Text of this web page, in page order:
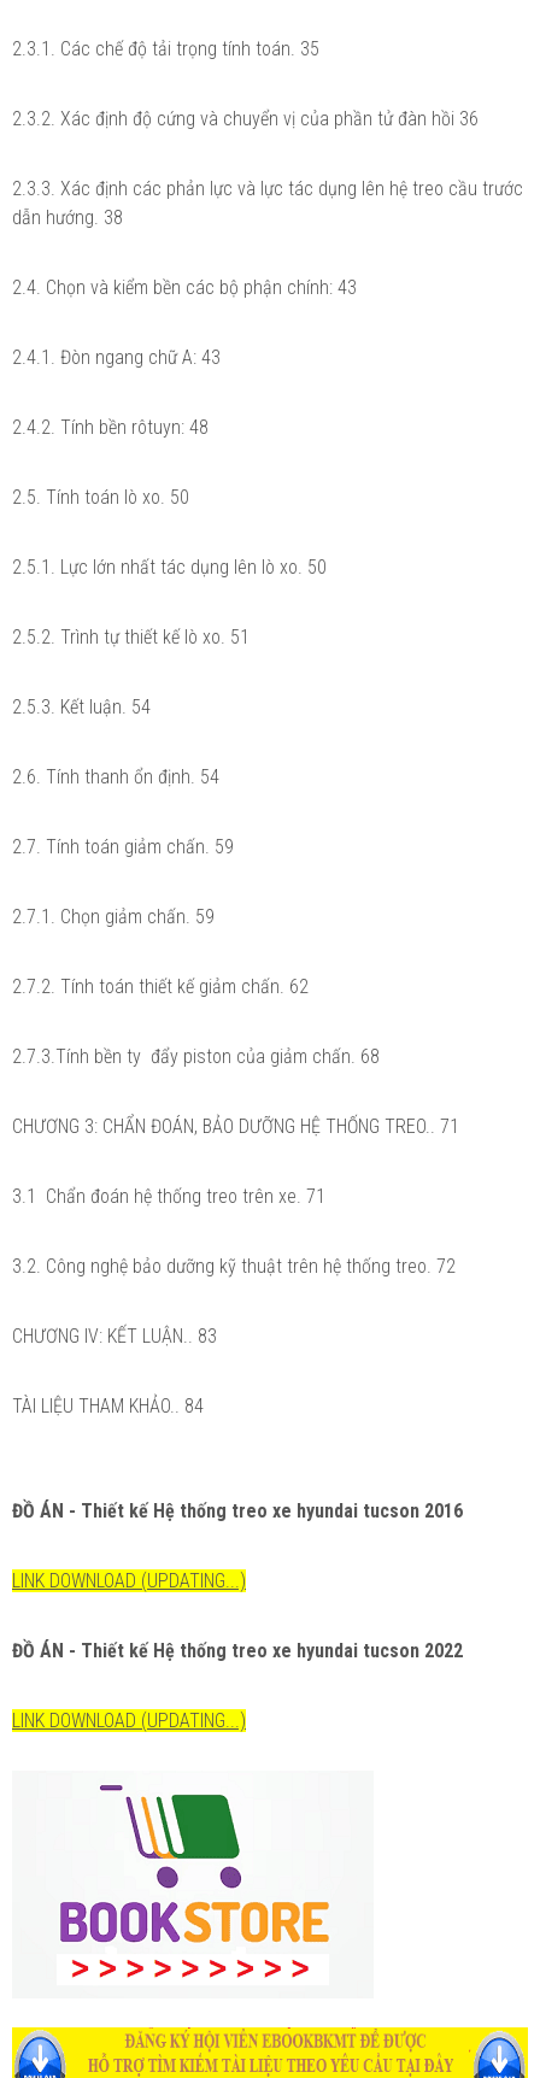
2.3.1. Các chế độ tải trọng tính toán. 35
2.3.2. Xác định độ cứng và chuyển vị của phần tử đàn hồi 36
2.3.3. Xác định các phản lực và lực tác dụng lên hệ treo cầu trước
dẫn hướng. 38
2.4. Chọn và kiểm bền các bộ phận chính: 43
2.4.1. Đòn ngang chữ A: 43
2.4.2. Tính bền rôtuyn: 48
2.5. Tính toán lò xo. 50
2.5.1. Lực lớn nhất tác dụng lên lò xo. 50
2.5.2. Trình tự thiết kế lò xo. 51
2.5.3. Kết luận. 54
2.6. Tính thanh ổn định. 54
2.7. Tính toán giảm chấn. 59
2.7.1. Chọn giảm chấn. 59
2.7.2. Tính toán thiết kế giảm chấn. 62
2.7.3.Tính bền ty đẩy piston của giảm chấn. 68
CHƯƠNG 3: CHẨN ĐOÁN, BẢO DƯỠNG HỆ THỐNG TREO.. 71
3.1 Chẩn đoán hệ thống treo trên xe. 71
3.2. Công nghệ bảo dưỡng kỹ thuật trên hệ thống treo. 72
CHƯƠNG IV: KẾT LUẬN.. 83
TÀI LIỆU THAM KHẢO.. 84
ĐỒ ÁN - Thiết kế Hệ thống treo xe hyundai tucson 2016
LINK DOWNLOAD (UPDATING...)
ĐỒ ÁN - Thiết kế Hệ thống treo xe hyundai tucson 2022
LINK DOWNLOAD (UPDATING...)